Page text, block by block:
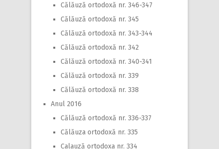
Călăuză ortodoxă nr. 346-347
Călăuză ortodoxă nr. 345
Călăuză ortodoxă nr. 343-344
Călăuză ortodoxă nr. 342
Călăuză ortodoxă nr. 340-341
Călăuză ortodoxă nr. 339
Călăuză ortodoxă nr. 338
Anul 2016
Călăuză ortodoxă nr. 336-337
Călăuza ortodoxă nr. 335
Calauză ortodoxa nr. 334